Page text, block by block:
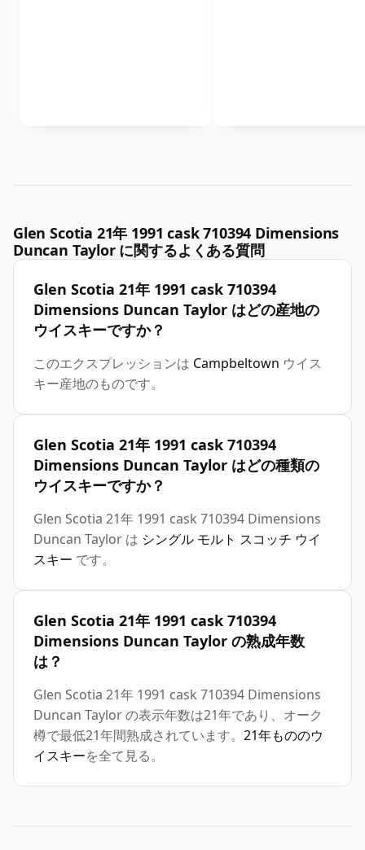
Glen Scotia 21年 1991 cask 710394 Dimensions
Duncan Taylor に関するよくある質問
Glen Scotia 21年 1991 cask 710394
Dimensions Duncan Taylor はどの産地の
ウイスキーですか？
このエクスプレッションは Campbeltown ウイス
キー産地のものです。
Glen Scotia 21年 1991 cask 710394
Dimensions Duncan Taylor はどの種類の
ウイスキーですか？
Glen Scotia 21年 1991 cask 710394 Dimensions
Duncan Taylor は シングル モルト スコッチ ウイ
スキー です。
Glen Scotia 21年 1991 cask 710394
Dimensions Duncan Taylor の熟成年数
は？
Glen Scotia 21年 1991 cask 710394 Dimensions
Duncan Taylor の表示年数は21年であり、オーク
樽で最低21年間熟成されています。 21年もののウ
イスキーを全て見る。